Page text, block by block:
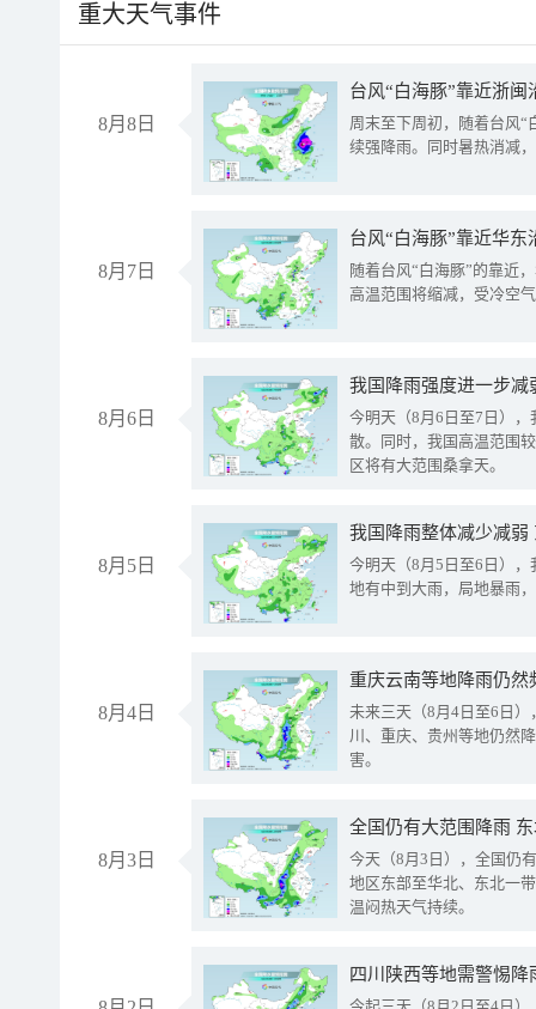
重大天气事件
8月8日
台风“白海豚”靠近浙
周末至下周初，随着台风“
续强降雨。同时暑热消减
8月7日
台风“白海豚”靠近华
随着台风“白海豚”的靠近
高温范围将缩减，受冷空
8月6日
今明天（8月6日至7日）
散。同时，我国高温范围
区将有大范围桑拿天。
8月5日
我国降雨整体减少减弱
今明天（8月5日至6日）
地有中到大雨，局地暴雨
8月4日
重庆云南等地降雨仍然
未来三天（8月4日至6日
川、重庆、贵州等地仍然
害。
8月3日
全国仍有大范围降雨
今天（8月3日），全国仍
地区东部至华北、东北一
温闷热天气持续。